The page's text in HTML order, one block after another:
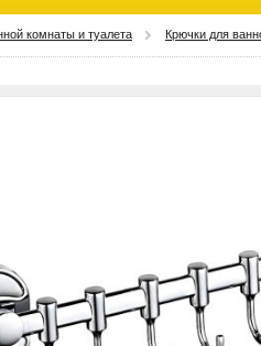
комнаты и туалета Крючки для